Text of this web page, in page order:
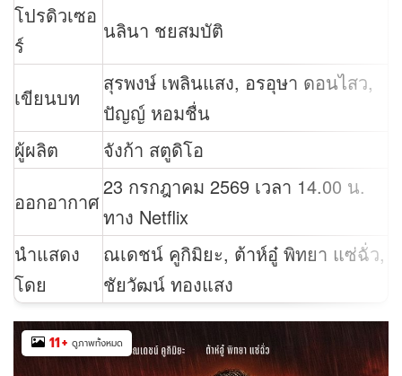
โปรดิวเซอ
ร์
นลินา ชยสมบัติ
เขียนบท
สุรพงษ์ เพลินแสง, อรอุษา ดอนไสว,
ปัญญ์ หอมชื่น
ผู้ผลิต
จังก้า สตูดิโอ
ออกอากาศ
23 กรกฎาคม 2569 เวลา 14.00 น.
ทาง Netflix
นำแสดง
โดย
ณเดชน์ คูกิมิยะ, ต้าห์อู๋ พิทยา แซ่ฉั่ว,
ชัยวัฒน์ ทองแสง
11+ ดูภาพทั้งหมด